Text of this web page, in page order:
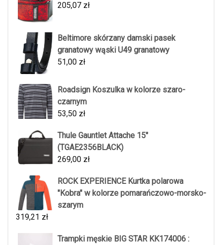
205,07 zł
Beltimore skórzany damski pasek
granatowy wąski U49 granatowy
51,00 zł
Roadsign Koszulka w kolorze szaro-
czarnym
53,50 zł
Thule Gauntlet Attache 15"
(TGAE2356BLACK)
269,00 zł
ROCK EXPERIENCE Kurtka polarowa
"Kobra" w kolorze pomarańczowo-morsko-
szarym
319,21 zł
Trampki męskie BIG STAR KK174006 :